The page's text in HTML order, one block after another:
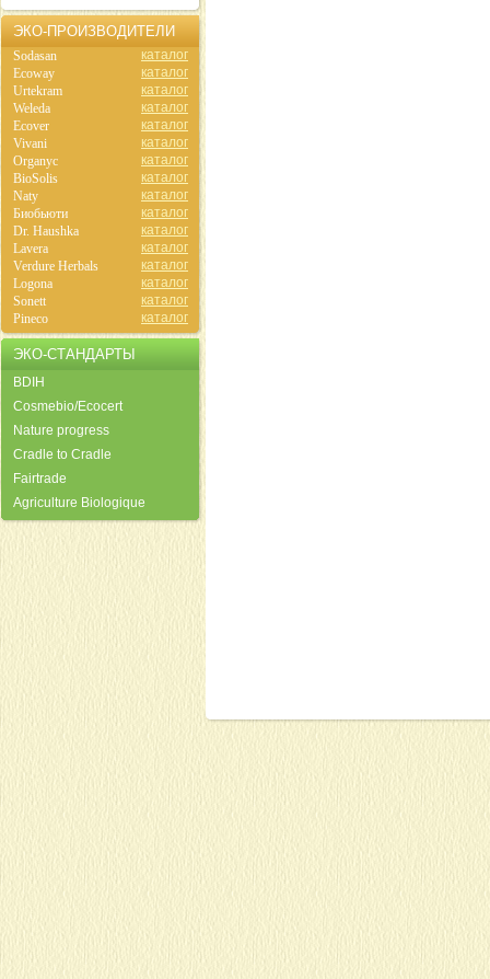
ЭКО-ПРОИЗВОДИТЕЛИ
Sodasan
каталог
Ecoway
каталог
Urtekram
каталог
Weleda
каталог
Ecover
каталог
Vivani
каталог
Organyc
каталог
BioSolis
каталог
Naty
каталог
Биобьюти
каталог
Dr. Haushka
каталог
Lavera
каталог
Verdure Herbals
каталог
Logona
каталог
Sonett
каталог
Pineco
каталог
ЭКО-СТАНДАРТЫ
BDIH
Cosmebio/Ecocert
Nature progress
Cradle to Cradle
Fairtrade
Agriculture Biologique